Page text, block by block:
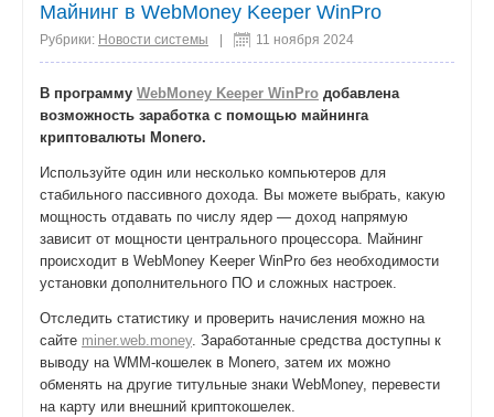
Майнинг в WebMoney Keeper WinPro
Рубрики: Новости системы 11 ноября 2024
В программу WebMoney Keeper WinPro добавлена
возможность заработка с помощью майнинга
криптовалюты Monero.
Используйте один или несколько компьютеров для
стабильного пассивного дохода. Вы можете выбрать, какую
мощность отдавать по числу ядер — доход напрямую
зависит от мощности центрального процессора. Майнинг
происходит в WebMoney Keeper WinPro без необходимости
установки дополнительного ПО и сложных настроек.
Отследить статистику и проверить начисления можно на
сайте miner.web.money. Заработанные средства доступны к
выводу на WMM-кошелек в Monero, затем их можно
обменять на другие титульные знаки WebMoney, перевести
на карту или внешний криптокошелек.